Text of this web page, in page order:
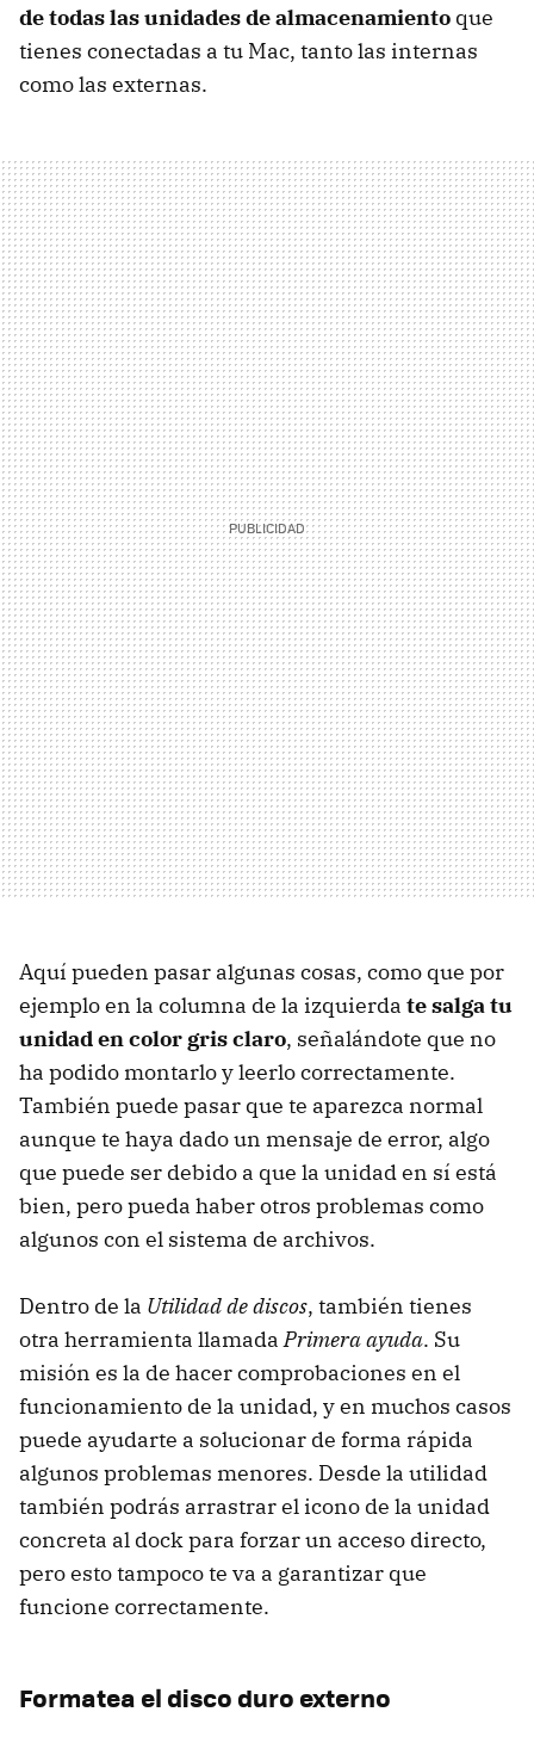
de todas las unidades de almacenamiento que
tienes conectadas a tu Mac, tanto las internas
como las externas.
Aquí pueden pasar algunas cosas, como que por
ejemplo en la columna de la izquierda te salga tu
unidad en color gris claro, señalándote que no
ha podido montarlo y leerlo correctamente.
También puede pasar que te aparezca normal
aunque te haya dado un mensaje de error, algo
que puede ser debido a que la unidad en sí está
bien, pero pueda haber otros problemas como
algunos con el sistema de archivos.
Dentro de la Utilidad de discos, también tienes
otra herramienta llamadaPrimera ayuda. Su
misión es la de hacer comprobaciones en el
funcionamiento de la unidad, y en muchos casos
puede ayudarte a solucionar de forma rápida
algunos problemas menores. Desde la utilidad
también podrás arrastrar el icono de la unidad
concreta al dock para forzar un acceso directo,
pero esto tampoco te va a garantizar que
funcione correctamente.
Formatea el disco duro externo